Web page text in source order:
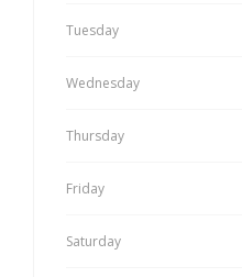
Tuesday
Wednesday
Thursday
Friday
Saturday